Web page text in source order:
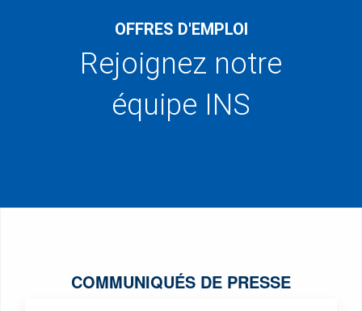
OFFRES D'EMPLOI
Rejoignez notre
équipe INS
COMMUNIQUÉS DE PRESSE